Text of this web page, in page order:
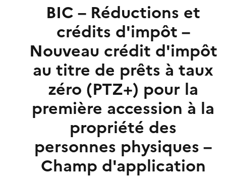
BIC – Réductions et
crédits d'impôt –
Nouveau crédit d'impôt
au titre de prêts à taux
zéro (PTZ+) pour la
première accession à la
propriété des
personnes physiques –
Champ d'application